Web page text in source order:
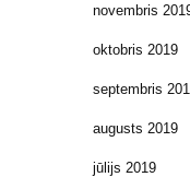
novembris
oktobris 2019
septembris
augusts 2019
jūlijs 2019